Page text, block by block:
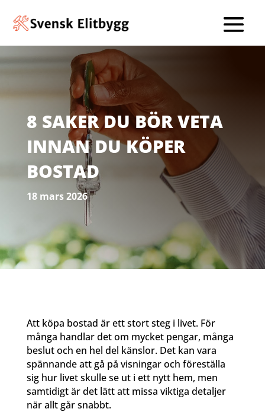
8 SAKER DU BÖR VETA
INNAN DU KÖPER
BOSTAD
18 mars 2026
Att köpa bostad är ett stort steg i livet. För
många handlar det om mycket pengar, många
beslut och en hel del känslor. Det kan vara
spännande att gå på visningar och föreställa
sig hur livet skulle se ut i ett nytt hem, men
samtidigt är det lätt att missa viktiga detaljer
när allt går snabbt.